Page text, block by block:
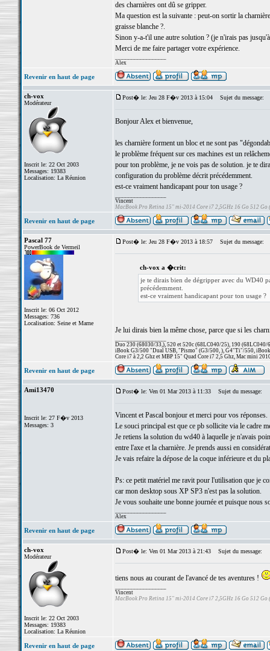
des charnières ont dû se gripper.
Ma question est la suivante : peut-on sortir la
graisse blanche ?.
Sinon y-a-t'il une autre solution ? (je n'irais pas
Merci de me faire partager votre expérience.
Alex
Revenir en haut de page
ch-vox
Modérateur
Inscrit le: 22 Oct 2003
Messages: 19383
Localisation: La Réunion
Post� le: Jeu 28 F�v 2013 à 15:04 Sujet du message:
Bonjour Alex et bienvenue,
les charnière forment un bloc et ne sont pas
le problème fréquent sur ces machines est un
pour ton problème, je ne vois pas de solution. je te
configuration du problème décrit précédemment.
est-ce vraiment handicapant pour ton usage ?
Vincent
MacBook Pro Retina 15" mi-2014 Core i7 2,5GHz 16 Go 512 Go
Revenir en haut de page
Pascal 77
PowerBook de Vermeil
Inscrit le: 06 Oct 2012
Messages: 736
Localisation: Seine et Marne
Post� le: Jeu 28 F�v 2013 à 18:57 Sujet du message:
ch-vox a �crit:
je te dirais bien de dégripper avec du WD40
précédemment.
est-ce vraiment handicapant pour ton usage ?
Je lui dirais bien la même chose, parce que si les
Duo 230 (68030/33,), 520 et 520c (68LC040/25), 190 (68LC040/
iBook G3/500 "Dual USB, "Pismo" (G3/500, ), G4"Ti"/550,
Core i7 à 2,2 Ghz et MBP 15" Quad Core i7 2,5 Ghz, Mac mini
Revenir en haut de page
Ami13470
Inscrit le: 27 F�v 2013
Messages: 3
Post� le: Ven 01 Mar 2013 à 11:33 Sujet du message:
Vincent et Pascal bonjour et merci pour vos réponses.
Le souci principal est que ce pb sollicite via le cadre
Je retiens la solution du wd40 à laquelle je n'avais
entre l'axe et la charnière. Je prends aussi en
Je vais refaire la dépose de la coque inférieure et du
Ps: ce petit matériel me ravit pour l'utilisation que je
car mon desktop sous XP SP3 n'est pas la solution.
Je vous souhaite une bonne journée et puisque nous
Alex
Revenir en haut de page
ch-vox
Modérateur
Inscrit le: 22 Oct 2003
Messages: 19383
Localisation: La Réunion
Post� le: Ven 01 Mar 2013 à 21:43 Sujet du message:
tiens nous au courant de l'avancé de tes aventures !
Vincent
MacBook Pro Retina 15" mi-2014 Core i7 2,5GHz 16 Go 512 Go
Revenir en haut de page